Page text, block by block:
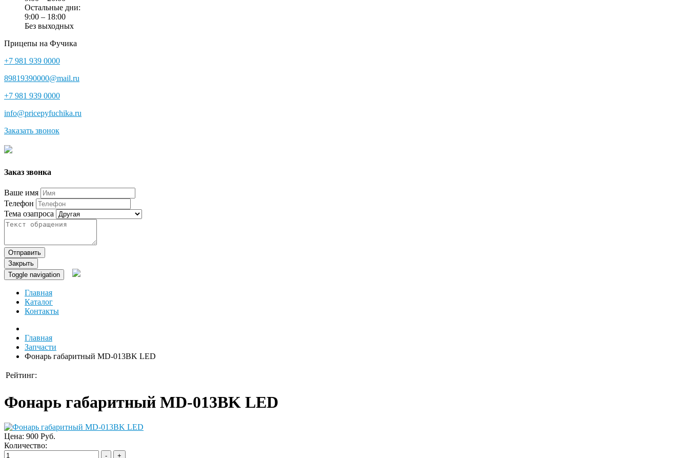
Остальные дни:
9:00 – 18:00
Без выходных
Прицепы на Фучика
+7 981 939 0000
89819390000@mail.ru
+7 981 939 0000
info@pricepyfuchika.ru
Заказать звонок
Заказ звонка
Ваше имя
Телефон
Тема озапроса
Отправить
Закрыть
Toggle navigation
Главная
Каталог
Контакты
Главная
Запчасти
Фонарь габаритный MD-013BK LED
Рейтинг:
Фонарь габаритный MD-013BK LED
Цена: 900 Руб.
Количество: